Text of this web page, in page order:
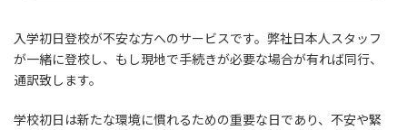
入学初日登校が不安な方へのサービスです。弊社日本人スタッフ
が一緒に登校し、もし現地で手続きが必要な場合が有れば同行、
通訳致します。
学校初日は新たな環境に慣れるための重要な日であり、不安や緊